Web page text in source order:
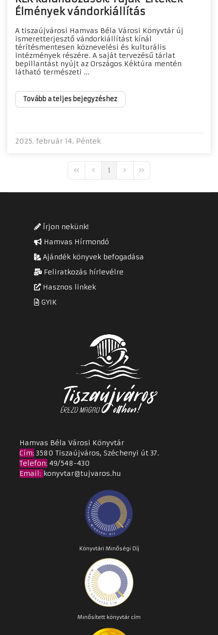
Élmények vándorkiállítás
A tiszaújvárosi Hamvas Béla Városi Könyvtár új
ismeretterjesztő vándorkiállítást kínál
térítésmentesen köznevelési és kulturális
intézmények részére. A saját tervezésű tárlat
bepillantást nyújt az Országos Kéktúra mentén
látható természeti ...
Tovább a teljes bejegyzéshez
2025. február 14. Péntek
First PagePrevious Page
1 Next PageLast Page
Írjon nekünk!
Hamvas Hírmondó
Ajándék könyvek befogadása
Feliratkozás hírlevélre
Hasznos linkek
GYIK
Hamvas Béla Városi Könyvtár
Cím: 3580 Tiszaújváros, Széchenyi út 37.
Telefon: 49/548-430
Email: konyvtar@tujvaros.hu
Könyvtári Minőségi Díj
Minősített könyvtár cím